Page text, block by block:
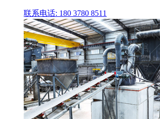
联系电话: 180 3780 8511